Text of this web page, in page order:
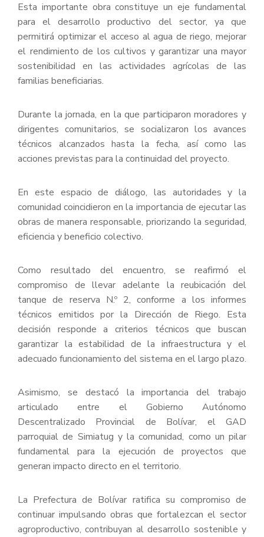
Esta importante obra constituye un eje fundamental
para el desarrollo productivo del sector, ya que
permitirá optimizar el acceso al agua de riego, mejorar
el rendimiento de los cultivos y garantizar una mayor
sostenibilidad en las actividades agrícolas de las
familias beneficiarias.
Durante la jornada, en la que participaron moradores y
dirigentes comunitarios, se socializaron los avances
técnicos alcanzados hasta la fecha, así como las
acciones previstas para la continuidad del proyecto.
En este espacio de diálogo, las autoridades y la
comunidad coincidieron en la importancia de ejecutar las
obras de manera responsable, priorizando la seguridad,
eficiencia y beneficio colectivo.
Como resultado del encuentro, se reafirmó el
compromiso de llevar adelante la reubicación del
tanque de reserva N.º 2, conforme a los informes
técnicos emitidos por la Dirección de Riego. Esta
decisión responde a criterios técnicos que buscan
garantizar la estabilidad de la infraestructura y el
adecuado funcionamiento del sistema en el largo plazo.
Asimismo, se destacó la importancia del trabajo
articulado entre el Gobierno Autónomo
Descentralizado Provincial de Bolívar, el GAD
parroquial de Simiatug y la comunidad, como un pilar
fundamental para la ejecución de proyectos que
generan impacto directo en el territorio.
La Prefectura de Bolívar ratifica su compromiso de
continuar impulsando obras que fortalezcan el sector
agroproductivo, contribuyan al desarrollo sostenible y